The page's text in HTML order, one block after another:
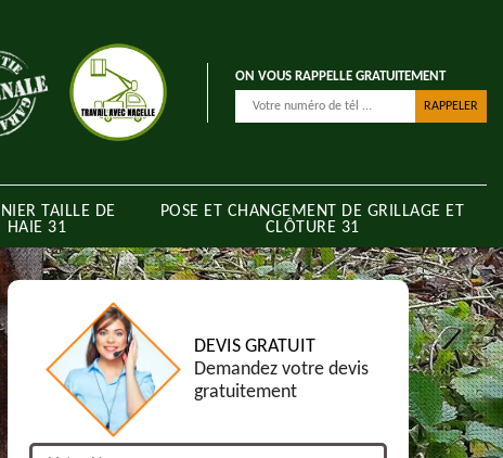
ON VOUS RAPPELLE GRATUITEMENT
TAILLE DE
HAIE 31
POSE ET CHANGEMENT DE GRILLAGE ET
CLÔTURE 31
DEVIS GRATUIT
Demandez votre devis
gratuitement